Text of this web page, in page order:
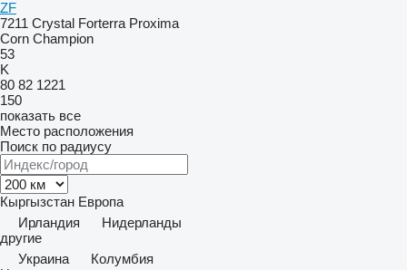
ZF
7211 Crystal Forterra Proxima
Corn Champion
53
K
80 82 1221
150
показать все
Место расположения
Поиск по радиусу
Кыргызстан Европа
Ирландия
Нидерланды
другие
Украина
Колумбия